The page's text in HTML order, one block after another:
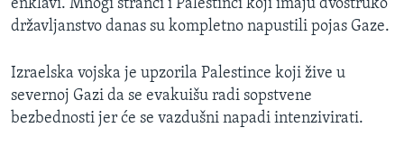
enklavi. Mnogi stranci i Palestinci koji imaju dvostruko
državljanstvo danas su kompletno napustili pojas Gaze.
Izraelska vojska je upzorila Palestince koji žive u
severnoj Gazi da se evakuišu radi sopstvene
bezbednosti jer će se vazdušni napadi intenzivirati.